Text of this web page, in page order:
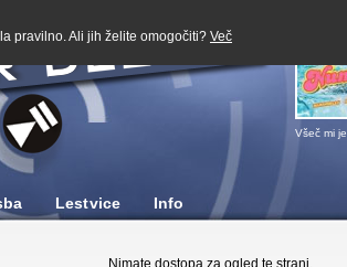
pravilno. Ali jih želite omogočiti? Več
Všeč mi je
Lestvice Info
Nimate dostopa za ogled te strani.